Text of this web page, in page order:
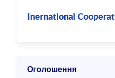
Inernational
Оголошення